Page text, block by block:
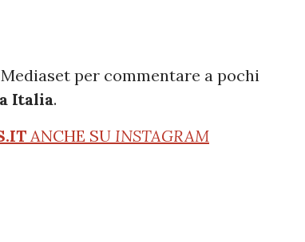
per commentare a pochi
Italia.
ANCHE SU INSTAGRAM